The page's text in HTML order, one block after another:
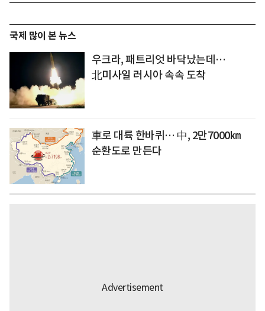
국제 많이 본 뉴스
우크라, 패트리엇 바닥났는데…
北미사일 러시아 속속 도착
車로 대륙 한바퀴… 中, 2만7000㎞
순환도로 만든다